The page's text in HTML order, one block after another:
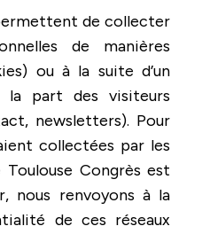
de collecter
de manières
ou à la suite d’un
la part des visiteurs
newsletters). Pour
collectées par les
Toulouse Congrès est
nous renvoyons à la
de ces réseaux